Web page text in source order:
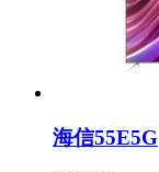
海信55E5G